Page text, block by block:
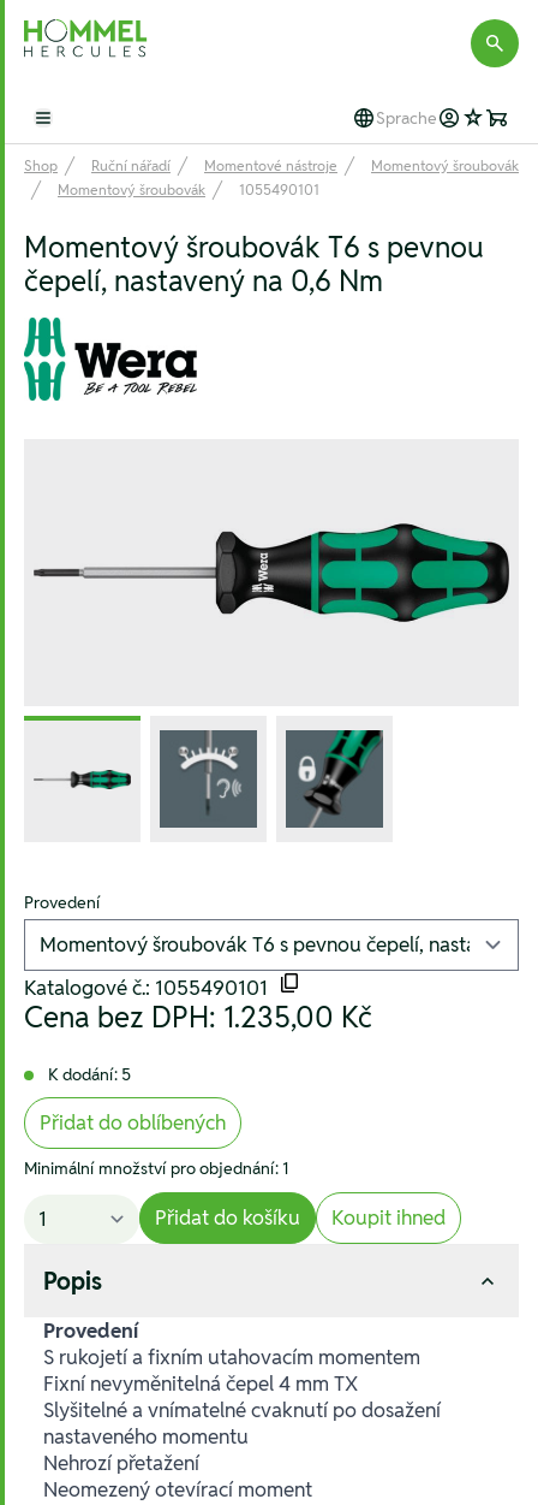
Hommel Hercules
Open main menu Sprache
Shop Ruční nářadí Momentové nástroje
Momentový šroubovák
Momentový šroubovák
1055490101
Momentový šroubovák T6 s pevnou
čepelí, nastavený na 0,6 Nm
Provedení
Katalogové č.: 1055490101
Cena bez DPH: 1.235,00 Kč
K dodání: 5
Přidat do oblíbených
Minimální množství pro objednání: 1
Přidat do košíku Koupit ihned
Popis
Provedení
S rukojetí a fixním utahovacím momentem
Fixní nevyměnitelná čepel 4 mm TX
Slyšitelné a vnímatelné cvaknutí po dosažení
nastaveného momentu
Nehrozí přetažení
Neomezený otevírací moment